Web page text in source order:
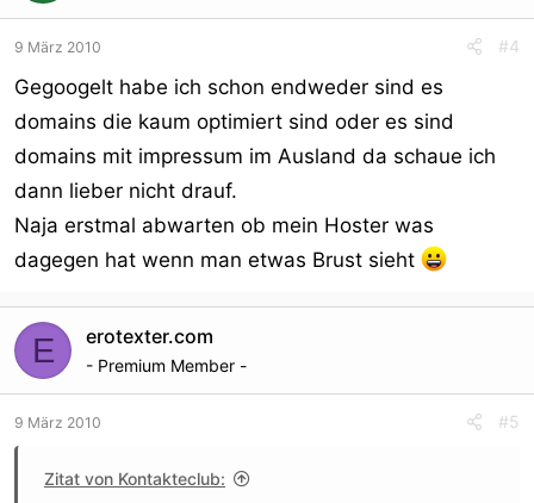
9 März 2010 #4
Gegoogelt habe ich schon endweder sind es
domains die kaum optimiert sind oder es sind
domains mit impressum im Ausland da schaue ich
dann lieber nicht drauf.
Naja erstmal abwarten ob mein Hoster was
dagegen hat wenn man etwas Brust sieht
E erotexter.com
- Premium Member -
9 März 2010 #5
Zitat von Kontakteclub: